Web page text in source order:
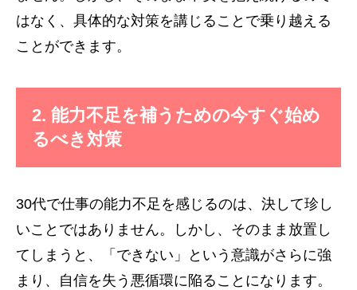
はなく、具体的な対策を講じることで乗り越える
ことができます。
2. 能力不足を補うための今すぐ始め
るべき対策
30代で仕事の能力不足を感じるのは、決して珍し
いことではありません。しかし、そのまま放置し
てしまうと、「できない」という意識がさらに強
まり、自信を失う悪循環に陥ることになります。